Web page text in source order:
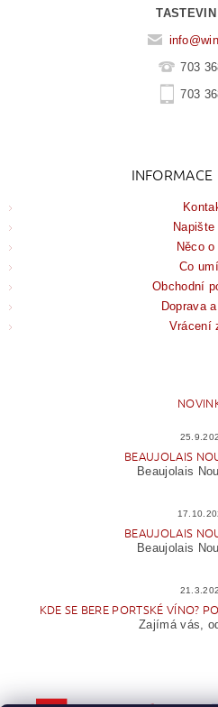
info@
703
703
INFORMACE
Napište
Něco o
Co
Obchodní
Doprava
Vrácení
BEAUJOLAIS
Beaujolais
BEAUJOLAIS
Beaujolais
KDE SE BERE PORTSKÉ VÍNO?
Zajímá vás,